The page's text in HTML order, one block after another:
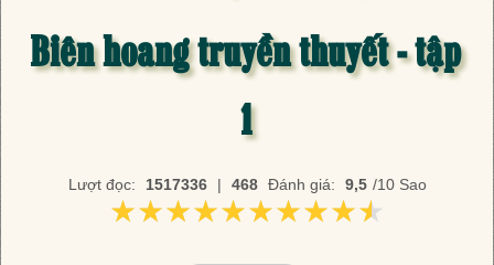
Biên hoang truyền thuyết - tập
1
Lượt đọc: 1517336 | 468 Đánh giá: 9,5 /10 Sao
★★★★★★★★★★
★★★★★★★★★★